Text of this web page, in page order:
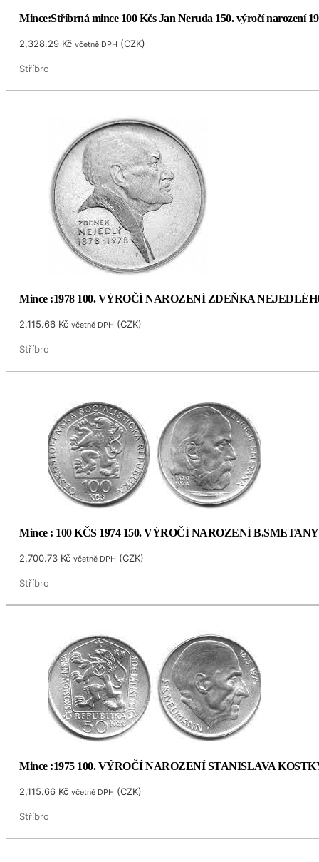
Mince:Stříbrná mince 100 Kčs Jan Neruda 150. výročí narození
2,328.29 Kč včetně DPH (CZK)
Stříbro
Mince :1978 100. VÝROČÍ NAROZENÍ ZDEŇKA
2,115.66 Kč včetně DPH (CZK)
Stříbro
Mince : 100 KČS 1974 150. VÝROČÍ NAROZENÍ B.SMETANY
2,700.73 Kč včetně DPH (CZK)
Stříbro
Mince :1975 100. VÝROČÍ NAROZENÍ STANISLAVA
2,115.66 Kč včetně DPH (CZK)
Stříbro